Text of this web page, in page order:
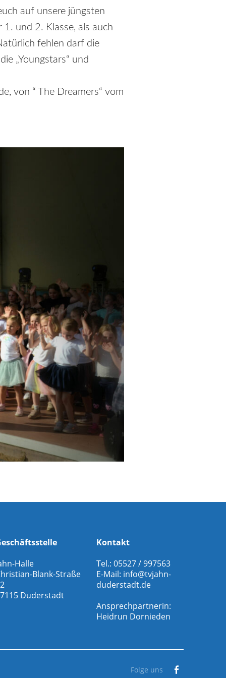
auf unsere jüngsten
1. und 2. Klasse, als auch
fehlen darf die
„Youngstars“ und
von “ The Dreamers“ vom
Halle
Blank-Straße
Duderstadt
Kontakt
Tel.: 05527 / 997563
E-Mail: info@tvjahn-
duderstadt.de
Ansprechpartnerin:
Heidrun Dornieden
Folge uns